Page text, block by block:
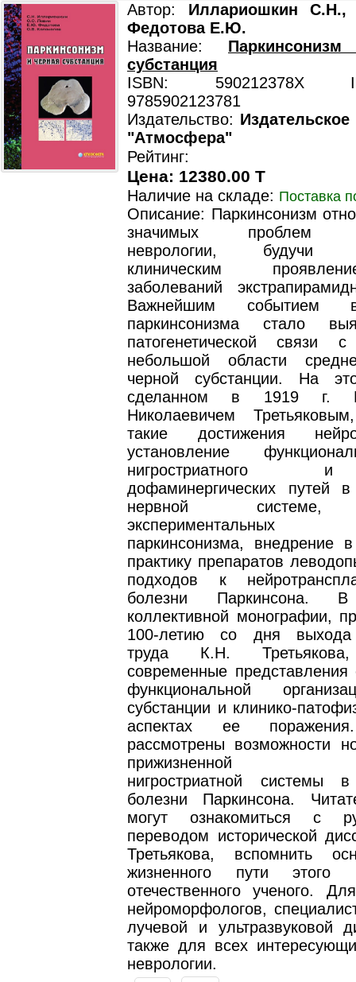
Автор: Иллариошкин
Федотова Е.Ю.
Название:
субстанция
ISBN: 590212378X
9785902123781
Издательство:
"Атмосфера"
Рейтинг:
Цена: 12380.00 T
Наличие на складе: Поставка
Описание: Паркинсонизм
значимых проблем
неврологии, будучи
клиническим
заболеваний
Важнейшим событием
паркинсонизма стало
патогенетической связи
небольшой области
черной субстанции. На
сделанном в 1919 г.
Николаевичем
такие достижения
установление
нигростриатного
дофаминергических путей
нервной системе,
паркинсонизма, внедрение
практику препаратов
подходов к
болезни Паркинсона. В
коллективной монографии,
100-ле­тию со дня выхода
труда К.Н.
современные представления
функциональной
субстанции и клинико-
аспектах ее
рассмотрены возможности
прижизненной
нигростриатной системы в
болезни Паркинсона.
могут ознакомиться с
переводом исторической
Третьякова, вспомнить
жизненного пути этого
отечественного ученого.
нейроморфологов,
лучевой и ультразвуковой
также для всех
неврологии.